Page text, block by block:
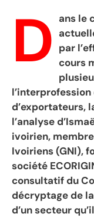
D ans le
par
cours
d’exportateurs,
l’analyse
ivoirien,
Ivoiriens (GNI),
société
consultatif du
décryptage de
d’un secteur